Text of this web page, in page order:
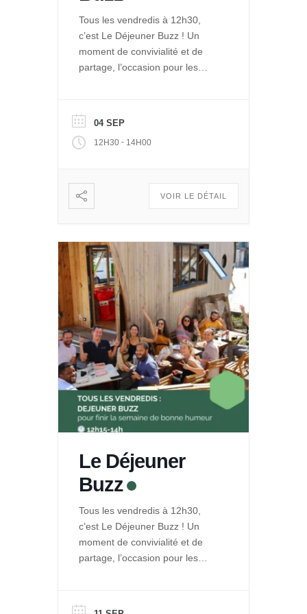
Tous les vendredis à 12h30,
c’est Le Déjeuner Buzz ! Un
moment de convivialité et de
partage, l’occasion pour les
autour d’un repas. Et pour le
public de découvrir les projets
engagés qui se développent
: […]
04 SEP
12H30 - 14H00
VOIR LE DÉTAIL
Le Déjeuner
Buzz
Tous les vendredis à 12h30,
c’est Le Déjeuner Buzz ! Un
moment de convivialité et de
partage, l’occasion pour les
autour d’un repas. Et pour le